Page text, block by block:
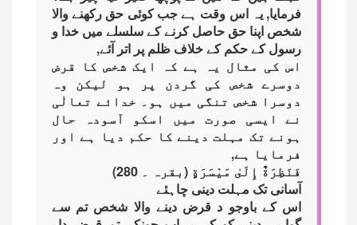
فرمایا, یہ اس وقت ہے جب کوئی حق رکھنے والا
شخص اپنا حق حاصل کرنے کے سلسلے میں خدا و
رسول کے حکم کے خلاف ظلم پر اتر آئے,
اس کی مثال یہ ہے کہ ایک شخص کا قرض
دوسرے شخص کی گردن پر ہو لیکن وہ
دوسرا شخص تنگی میں ہو۔ خدائے تعالٰی
نے ایسی صورت میں اسکو آسودہ حال
ہونے تک مہلت دینے کا حکم دیا ہے اور
فرمایا ہے,
فَنَظِرَةٌ إِلَىٰ مَيْسَرَةٍ (بقرہ ۔ 280)
آسانی تک مہلت دینی چاہئے
اس کے باوجو د قرض دینے والا شخص تم سے